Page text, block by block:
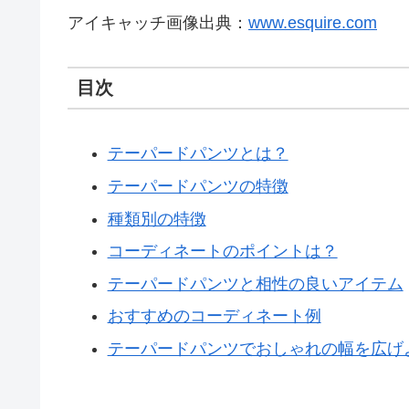
アイキャッチ画像出典： www.esquire.com
目次
テーパードパンツとは？
テーパードパンツの特徴
種類別の特徴
コーディネートのポイントは？
テーパードパンツと相性の良いアイテム
おすすめのコーディネート例
テーパードパンツでおしゃれの幅を広げ